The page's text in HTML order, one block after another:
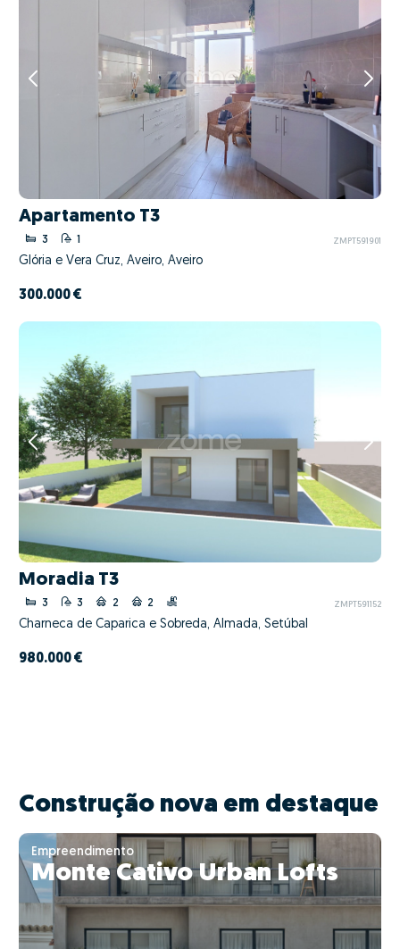
Apartamento T3
3 1 ZMPT591901
Glória e Vera Cruz, Aveiro, Aveiro
300.000 €
Moradia T3
3 3 2 2 ZMPT591152
Charneca de Caparica e Sobreda, Almada, Setúbal
980.000 €
Construção nova em destaque
Empreendimento
Monte Cativo Urban Lofts